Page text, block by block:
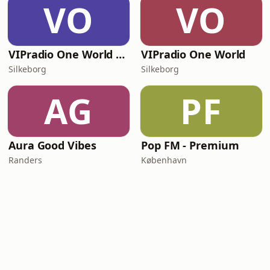
VO
VIPradio One World Denmark
Silkeborg
VO
VIPradio One World
Silkeborg
AG
Aura Good Vibes
Randers
PF
Pop FM - Premium
København